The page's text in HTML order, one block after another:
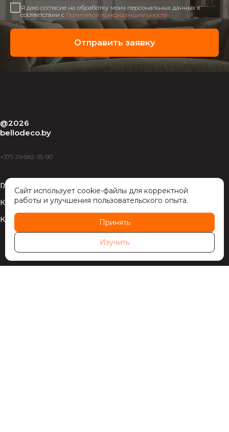
Сайт использует cookie-файлы для корректной
работы и улучшения пользовательского опыта.
Принять
Изучить
Я даю согласие на обработку моих персональных данных в
соответствии с Политикой конфиденциальности
Отправить заявку
@2026
bellodeco.by
+375 29 682-35-90
Главная
Каталог
Калькулятор
Условия покупки
Гарантии и возврат
Политика
конфиденциальности